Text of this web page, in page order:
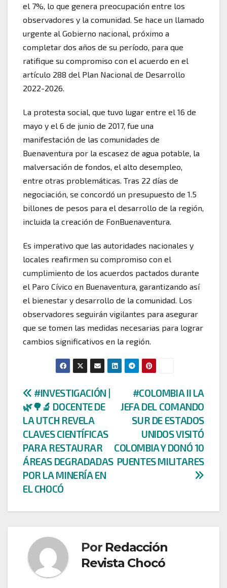
el 7%, lo que genera preocupación entre los
observadores y la comunidad. Se hace un llamado
urgente al Gobierno nacional, próximo a
completar dos años de su período, para que
ratifique su compromiso con el acuerdo en el
artículo 288 del Plan Nacional de Desarrollo
2022-2026.
La protesta social, que tuvo lugar entre el 16 de
mayo y el 6 de junio de 2017, fue una
manifestación de las comunidades de
Buenaventura por la escasez de agua potable, la
malversación de fondos, el alto desempleo,
entre otras problemáticas. Tras 22 días de
negociación, se concordó un presupuesto de 1.5
billones de pesos para el desarrollo de la región,
incluida la creación de FonBuenaventura.
Es imperativo que las autoridades nacionales y
locales reafirmen su compromiso con el
cumplimiento de los acuerdos pactados durante
el Paro Cívico en Buenaventura, garantizando así
el bienestar y desarrollo de la comunidad. Los
observadores seguirán vigilantes para asegurar
que se tomen las medidas necesarias para lograr
cambios significativos en la región.
Navegación
de
entradas
#COLOMBIA II LA
JEFA DEL COMANDO
SUR DE ESTADOS
UNIDOS VISITÓ
COLOMBIA Y DONÓ 10
PUENTES MILITARES
#INVESTIGACIÓN |
🌿🌳🔬 DOCENTE DE
LA UTCH REVELA
CLAVES CIENTÍFICAS
PARA RESTAURAR
ÁREAS DEGRADADAS
POR LA MINERÍA EN
EL CHOCÓ
Por Redacción
Revista Chocó